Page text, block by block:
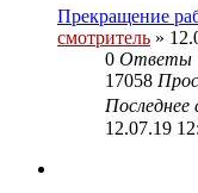
Прекращение
смотритель »
0 Ответы
17058
Последнее
12.07.19